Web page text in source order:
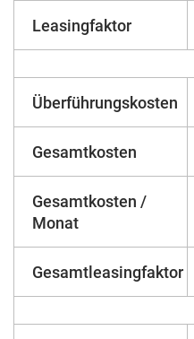
Leasingfaktor
Überführungskosten
Gesamtkosten
Gesamtkosten /
Monat
Gesamtleasingfaktor